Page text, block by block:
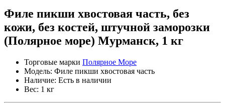
Филе пикши хвостовая часть, без
кожи, без костей, штучной заморозки
(Полярное море) Мурманск, 1 кг
Торговые марки Полярное Море
Модель: Филе пикши хвостовая часть
Наличие: Есть в наличии
Вес: 1 кг